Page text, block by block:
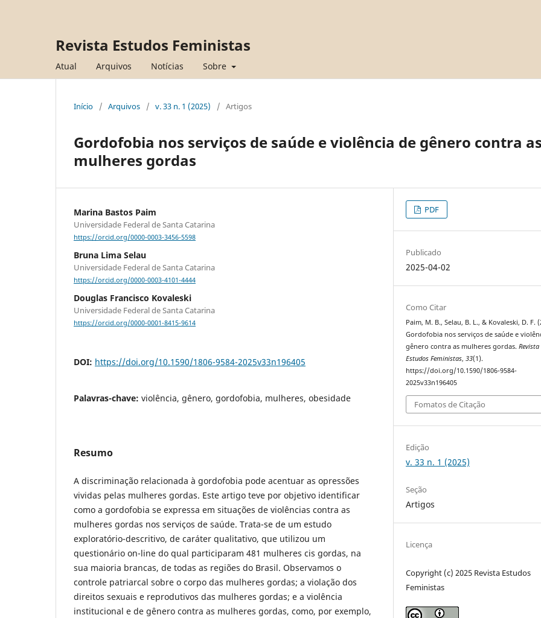
Revista Estudos Feministas
Atual Arquivos Notícias Sobre
Início / Arquivos / v. 33 n. 1 (2025) / Artigos
Gordofobia nos serviços de saúde e violência de gênero contra as
mulheres gordas
Marina Bastos Paim
Universidade Federal de Santa Catarina
https://orcid.org/0000-0003-3456-5598
Bruna Lima Selau
Universidade Federal de Santa Catarina
https://orcid.org/0000-0003-4101-4444
Douglas Francisco Kovaleski
Universidade Federal de Santa Catarina
https://orcid.org/0000-0001-8415-9614
DOI: https://doi.org/10.1590/1806-9584-2025v33n196405
Palavras-chave: violência, gênero, gordofobia, mulheres, obesidade
Resumo
A discriminação relacionada à gordofobia pode acentuar as opressões
vividas pelas mulheres gordas. Este artigo teve por objetivo identificar
como a gordofobia se expressa em situações de violências contra as
mulheres gordas nos serviços de saúde. Trata-se de um estudo
exploratório-descritivo, de caráter qualitativo, que utilizou um
questionário on-line do qual participaram 481 mulheres cis gordas, na
sua maioria brancas, de todas as regiões do Brasil. Observamos o
controle patriarcal sobre o corpo das mulheres gordas; a violação dos
direitos sexuais e reprodutivos das mulheres gordas; e a violência
institucional e de gênero contra as mulheres gordas, como, por exemplo,
PDF
Publicado
2025-04-02
Como Citar
Paim, M. B., Selau, B. L., & Kovaleski, D. F.
Gordofobia nos serviços de saúde e
gênero contra as mulheres gordas.Revista
Estudos Feministas,33(1).
https://doi.org/10.1590/1806-9584-
2025v33n196405
Fomatos de Citação
Edição
v. 33 n. 1 (2025)
Seção
Artigos
Licença
Copyright (c) 2025 Revista Estudos
Feministas